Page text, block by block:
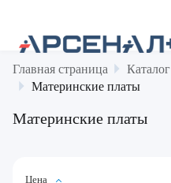
Главная страница Каталог
Материнские платы
Материнские платы
Цена